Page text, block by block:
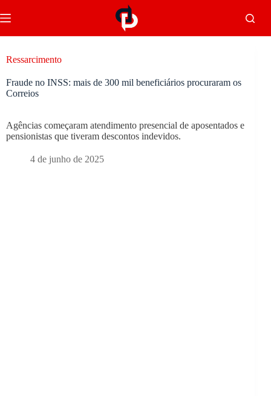
Ressarcimento
Fraude no INSS: mais de 300 mil beneficiários procuraram os
Correios
Agências começaram atendimento presencial de aposentados e
pensionistas que tiveram descontos indevidos.
4 de junho de 2025